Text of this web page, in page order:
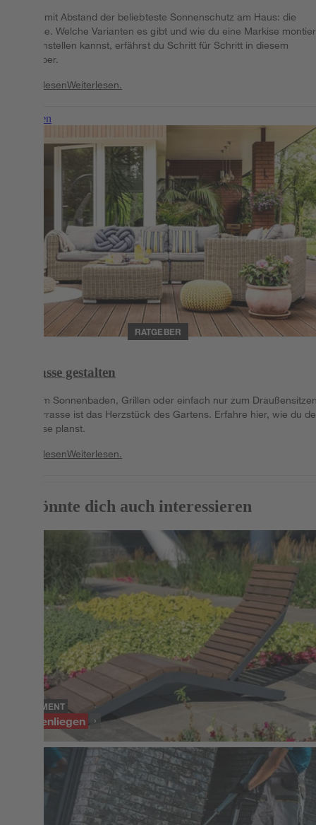
Sie ist mit Abstand der beliebteste Sonnenschutz am Haus: die
Markise. Welche Varianten es gibt und wie du eine Markise
und einstellen kannst, erfährst du Schritt für Schritt in diesem
Ratgeber.
WeiterlesenWeiterlesen.
Weiterlesen
RATGEBER
Terrasse gestalten
Ob zum Sonnenbaden, Grillen oder einfach nur zum
Die Terrasse ist das Herzstück des Gartens. Erfahre hier, wie du
Terrasse planst.
WeiterlesenWeiterlesen.
Das könnte dich auch interessieren
SORTIMENT
Sonnenliegen